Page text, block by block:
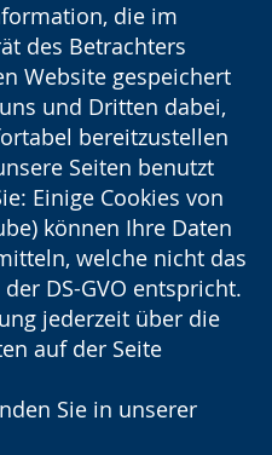
die im
des Betrachters
Website gespeichert
und Dritten dabei,
bereitzustellen
Seiten benutzt
Einige Cookies von
können Ihre Daten
welche nicht das
DS-GVO entspricht.
jederzeit über die
auf der Seite
Sie in unserer